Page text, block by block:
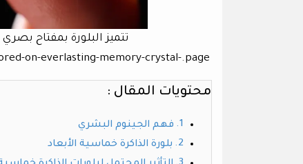
تتميز البلورة بمفتاح
on-everlasting-memory-crystal-.page
محتويات المقال :
فهم الجينوم البشري
بلورة الذاكرة خماسية الأبعاد